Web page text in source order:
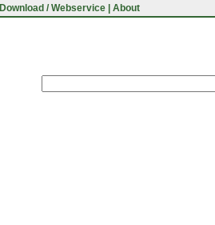
Download / Webservice About